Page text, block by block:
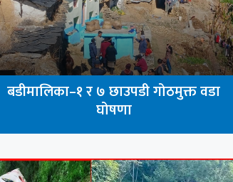
बडीमालिका–१ र ७ छाउपडी गोठमुक्त वडा
घोषणा